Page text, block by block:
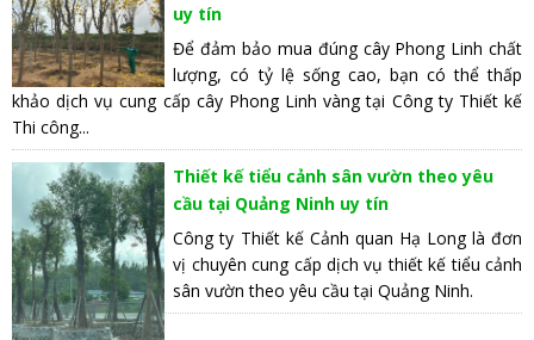
uy tín
Để đảm bảo mua đúng cây Phong Linh chất
lượng, có tỷ lệ sống cao, bạn có thể thấp
khảo dịch vụ cung cấp cây Phong Linh vàng tại Công ty Thiết kế
Thi công...
Thiết kế tiểu cảnh sân vườn theo yêu
cầu tại Quảng Ninh uy tín
Công ty Thiết kế Cảnh quan Hạ Long là đơn
vị chuyên cung cấp dịch vụ thiết kế tiểu cảnh
sân vườn theo yêu cầu tại Quảng Ninh.